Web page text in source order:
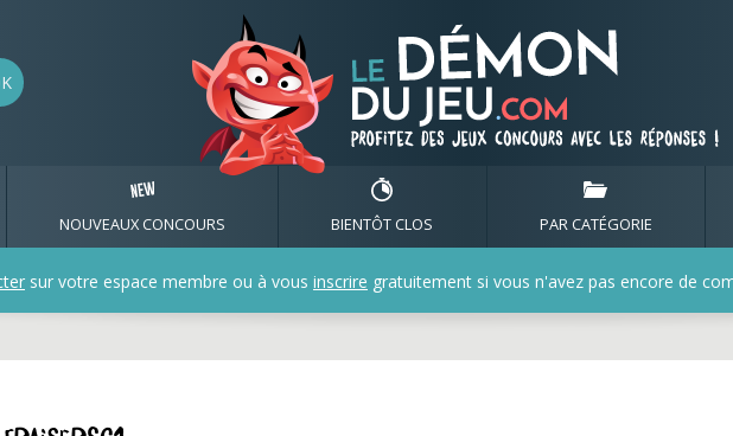
de fraisersg1
NOUVEAUX CONCOURS BIENTÔT CLOS PAR CATÉGORIE
sur votre espace membre ou à vous inscrire gratuitement si vous n'avez pas encore de